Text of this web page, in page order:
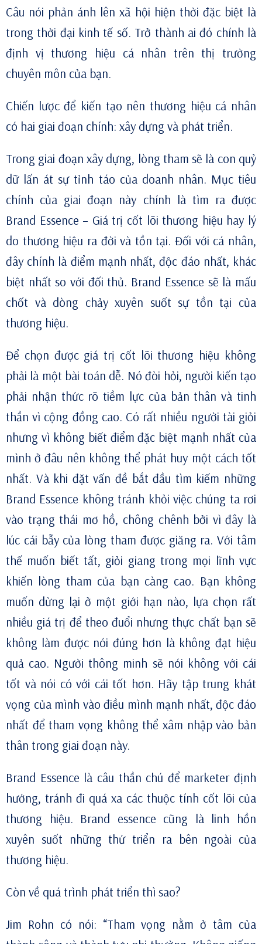
Câu nói phản ánh lên xã hội hiện thời đặc biệt là
trong thời đại kinh tế số. Trở thành ai đó chính là
định vị thương hiệu cá nhân trên thị trường
chuyên môn của bạn.
Chiến lược để kiến tạo nên thương hiệu cá nhân
có hai giai đoạn chính: xây dựng và phát triển.
Trong giai đoạn xây dựng, lòng tham sẽ là con quỷ
dữ lấn át sự tỉnh táo của doanh nhân. Mục tiêu
chính của giai đoạn này chính là tìm ra được
Brand Essence – Giá trị cốt lõi thương hiệu hay lý
do thương hiệu ra đời và tồn tại. Đối với cá nhân,
đây chính là điểm mạnh nhất, độc đáo nhất, khác
biệt nhất so với đối thủ. Brand Essence sẽ là mấu
chốt và dòng chảy xuyên suốt sự tồn tại của
thương hiệu.
Để chọn được giá trị cốt lõi thương hiệu không
phải là một bài toán dễ. Nó đòi hỏi, người kiến tạo
phải nhận thức rõ tiềm lực của bản thân và tinh
thần vì cộng đồng cao. Có rất nhiều người tài giỏi
nhưng vì không biết điểm đặc biệt mạnh nhất của
mình ở đâu nên không thể phát huy một cách tốt
nhất. Và khi đặt vấn đề bắt đầu tìm kiếm những
Brand Essence không tránh khỏi việc chúng ta rơi
vào trạng thái mơ hồ, chông chênh bởi vì đây là
lúc cái bẫy của lòng tham được giăng ra. Với tâm
thế muốn biết tất, giỏi giang trong mọi lĩnh vực
khiến lòng tham của bạn càng cao. Bạn không
muốn dừng lại ở một giới hạn nào, lựa chọn rất
nhiều giá trị để theo đuổi nhưng thực chất bạn sẽ
không làm được nói đúng hơn là không đạt hiệu
quả cao. Người thông minh sẽ nói không với cái
tốt và nói có với cái tốt hơn. Hãy tập trung khát
vọng của mình vào điều mình mạnh nhất, độc đáo
nhất để tham vọng không thể xâm nhập vào bản
thân trong giai đoạn này.
Brand Essence là câu thần chú để marketer định
hướng, tránh đi quá xa các thuộc tính cốt lõi của
thương hiệu. Brand essence cũng là linh hồn
xuyên suốt những thứ triển ra bên ngoài của
thương hiệu.
Còn về quá trình phát triển thì sao?
Jim Rohn có nói: “Tham vọng nằm ở tâm của